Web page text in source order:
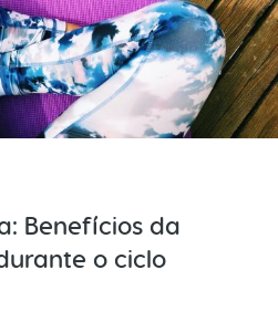
Benefícios da
o ciclo